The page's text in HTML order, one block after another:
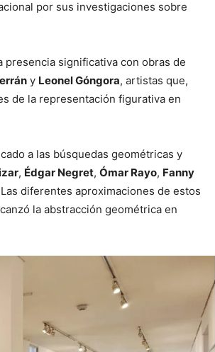
por sus investigaciones sobre
significativa con obras de
y Leonel Góngora, artistas que,
de la representación figurativa en
a las búsquedas geométricas y
, Édgar Negret, Ómar Rayo, Fanny
diferentes aproximaciones de estos
la abstracción geométrica en